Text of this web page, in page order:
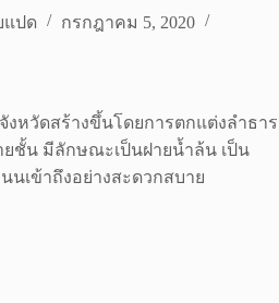
แปด
กรกฎาคม 5, 2020
หวัดสร้างขึ้นโดยการตกแต่งลำธาร
ชั้น มีลักษณะเป็นฝายน้ำล้น เป็น
นเข้าถึงอย่างสะดวกสบาย